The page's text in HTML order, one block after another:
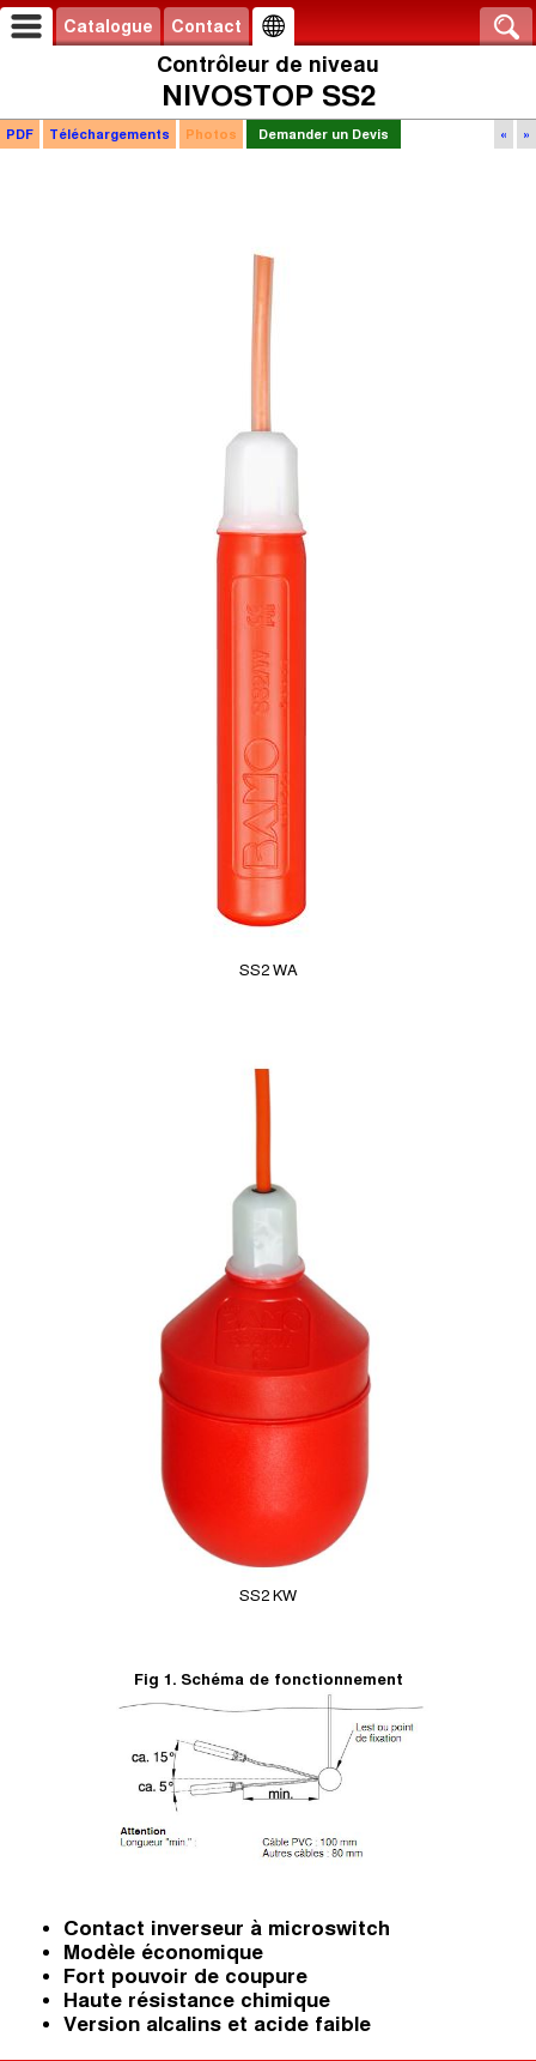
Catalogue Contact
Contrôleur de niveau
NIVOSTOP SS2
« »
PDF Téléchargements Photos Demander un Devis
SS2 WA
SS2 KW
Fig 1. Schéma de fonctionnement
Contact inverseur à microswitch
Modèle économique
Fort pouvoir de coupure
Haute résistance chimique
Version alcalins et acide faible